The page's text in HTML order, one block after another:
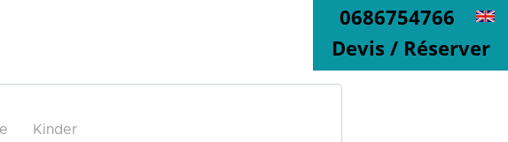
0686754766
Devis / Réserver